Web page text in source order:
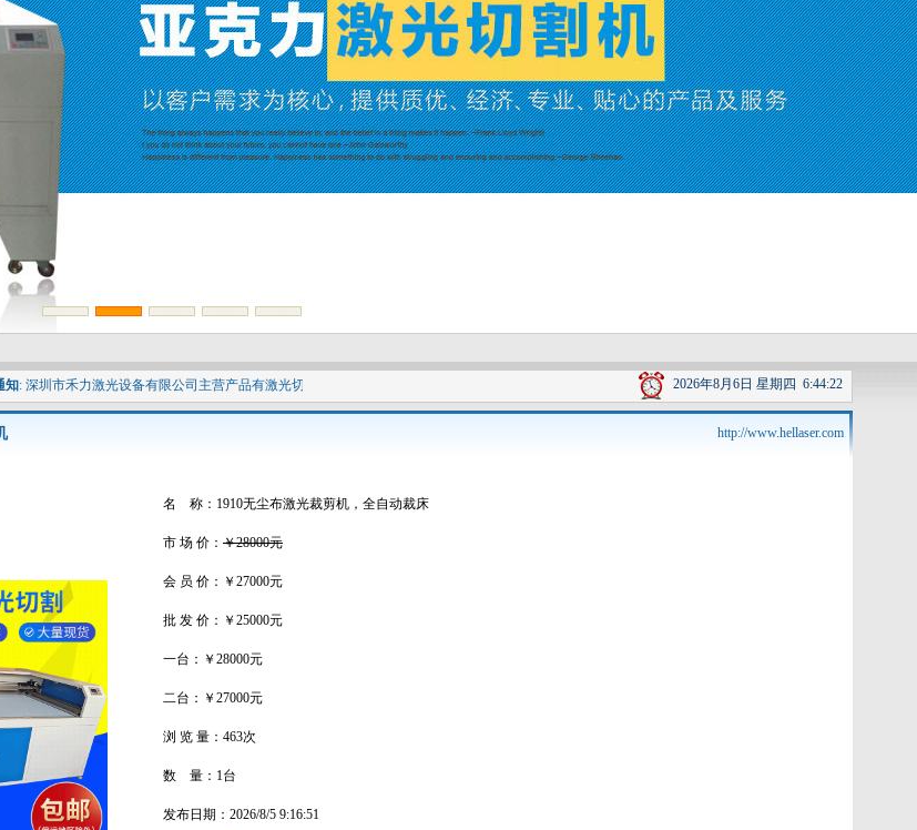
1 2 3 4 5
深圳市禾力激光设备有限公司主营产品有激光切割机,非金属材料激光切割机,全自动激光切割机,布料激光切割机,亚克力激光切割机,有机玻璃激光雕刻机,触
2026年8月6日 星期四 6:44:23
http://www.hellaser.com
名 称：1910无尘布激光裁剪机，全自动裁床
市 场 价： ￥28000元
会 员 价： ￥27000元
批 发 价：￥25000元
一台：￥28000元
二台：￥27000元
浏 览 量： 463次
数 量：1台
发布日期：2026/8/5 9:16:51